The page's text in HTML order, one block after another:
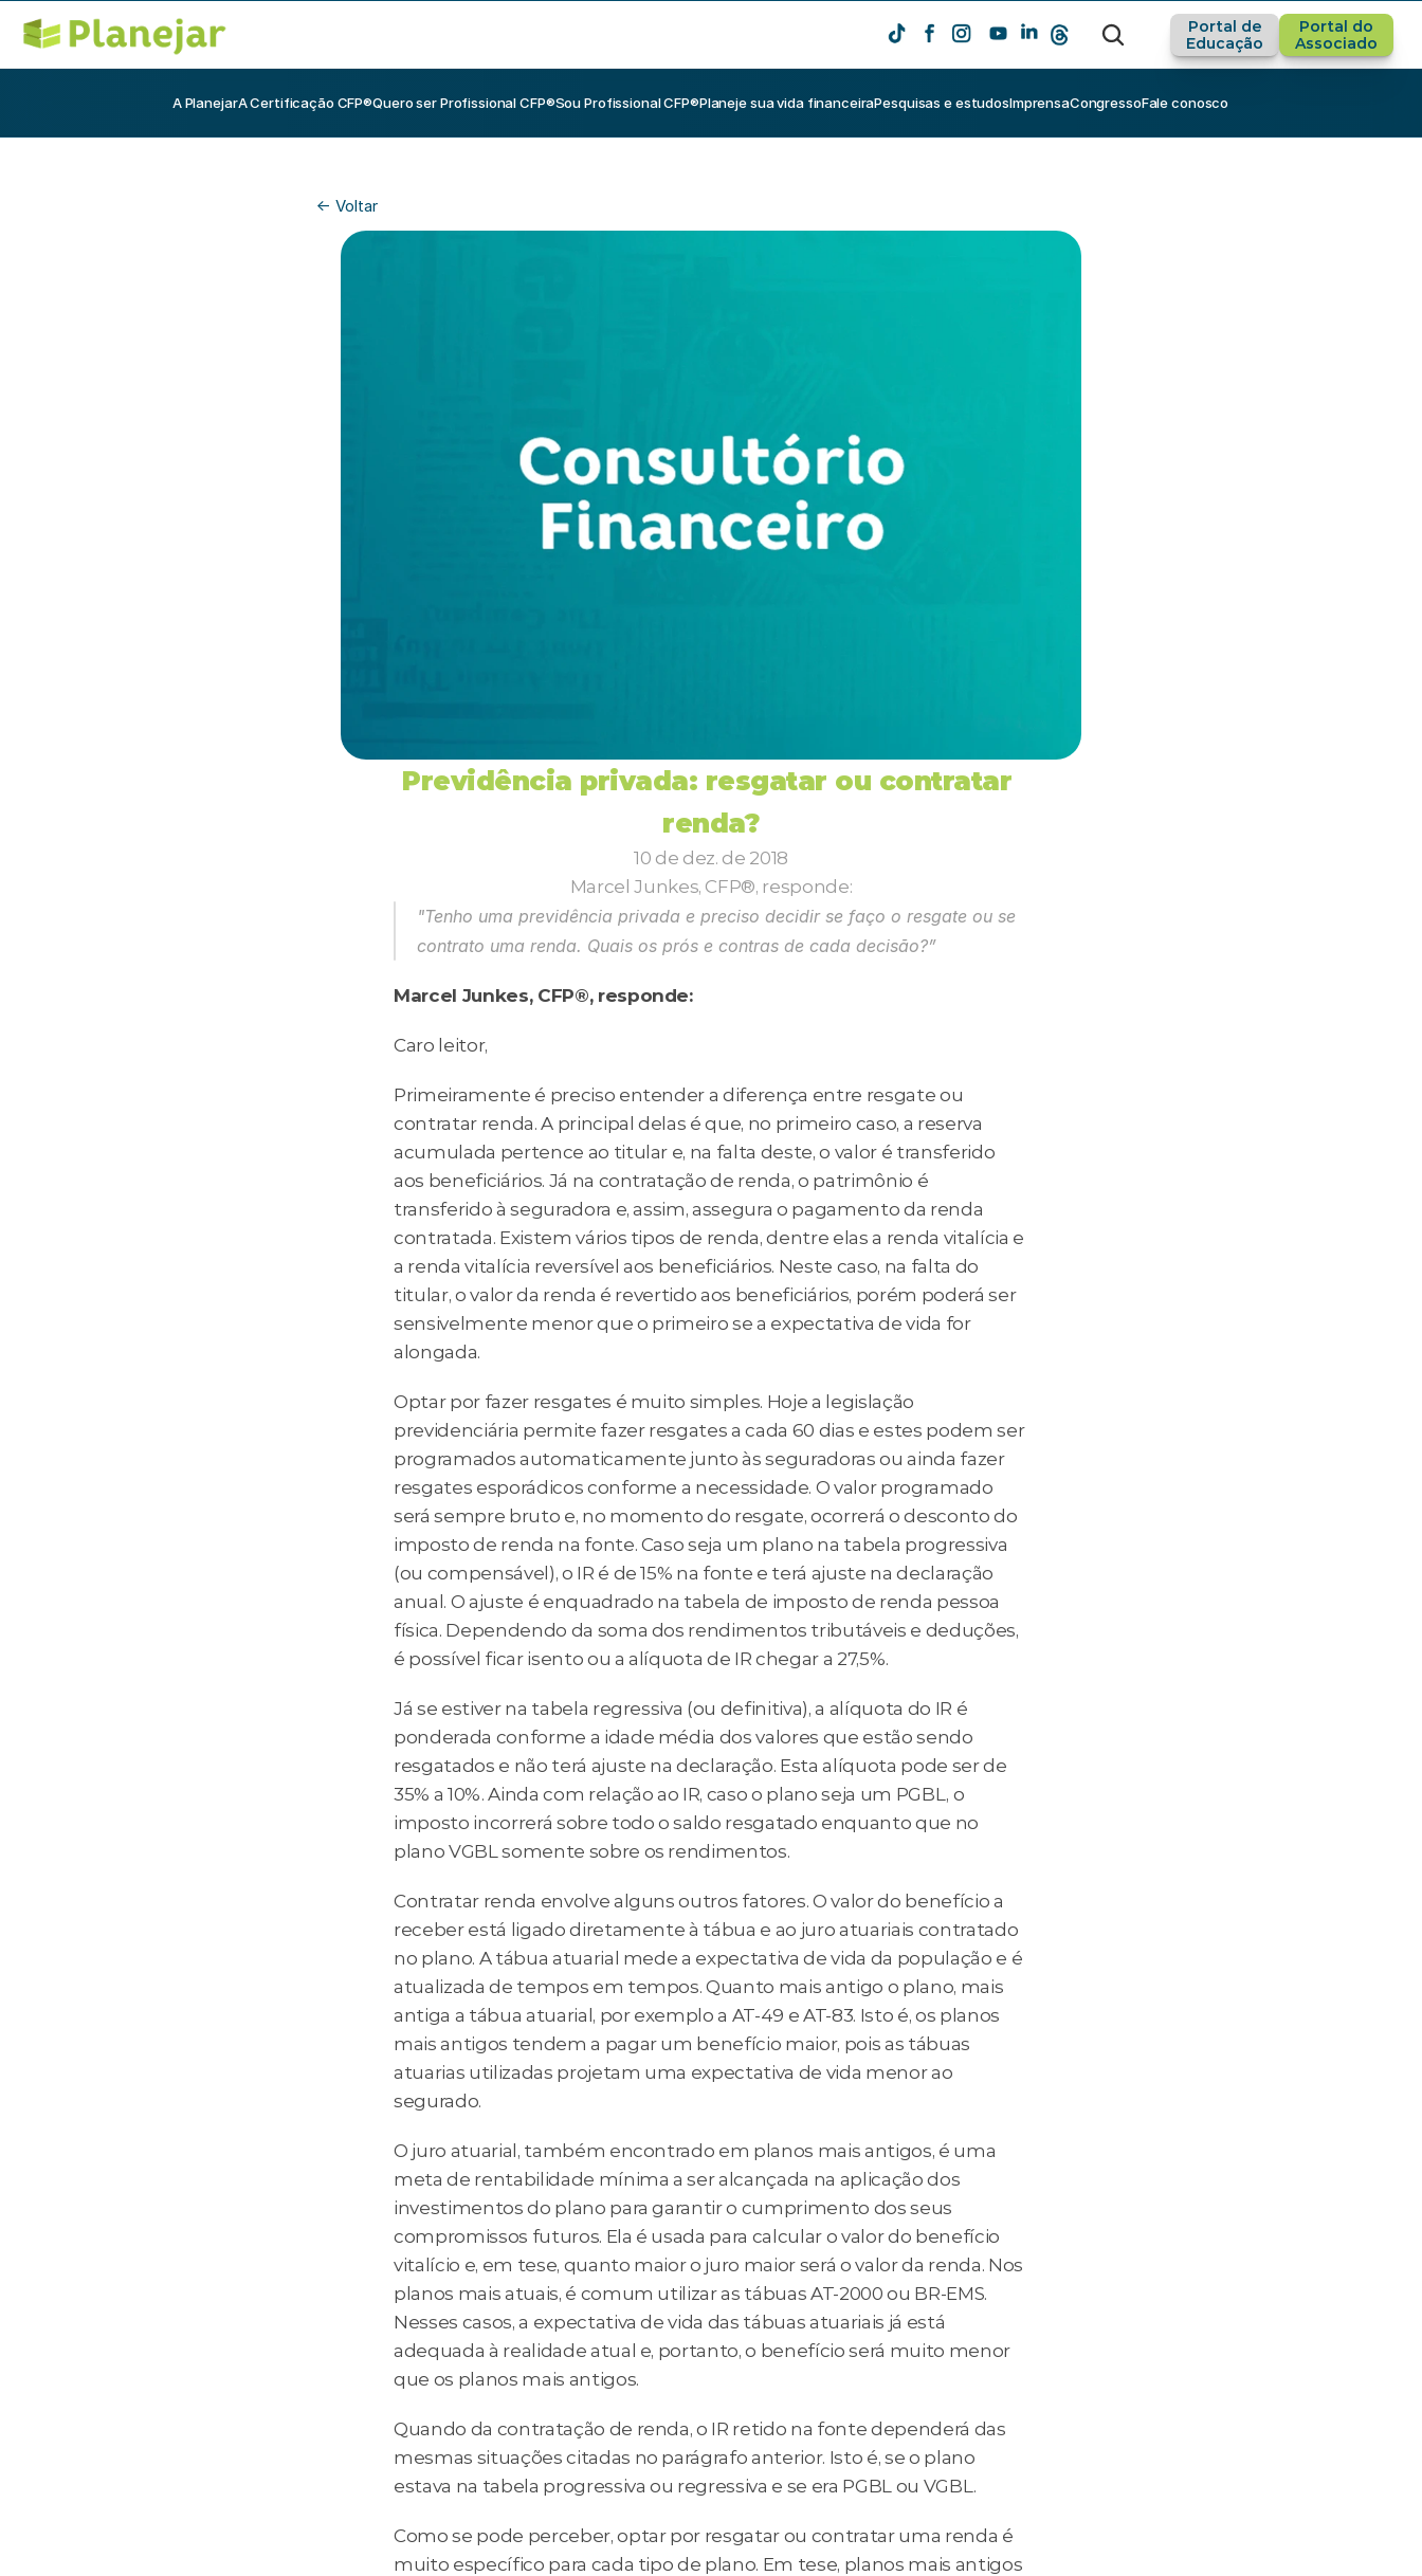
Portal de
Educação
Portal do
Associado
A PlanejarA Certificação CFP®Quero ser Profissional CFP®Sou Profissional CFP®Planeje sua vida financeiraPesquisas e estudosImprensaCongressoFale conosco
<- Voltar
Previdência privada: resgatar ou contratar
renda?
10 de dez. de 2018
Marcel Junkes, CFP®, responde:
"Tenho uma previdência privada e preciso decidir se faço o resgate ou se
contrato uma renda. Quais os prós e contras de cada decisão?”
Marcel Junkes, CFP®, responde:
Caro leitor,
Primeiramente é preciso entender a diferença entre resgate ou
contratar renda. A principal delas é que, no primeiro caso, a reserva
acumulada pertence ao titular e, na falta deste, o valor é transferido
aos beneficiários. Já na contratação de renda, o patrimônio é
transferido à seguradora e, assim, assegura o pagamento da renda
contratada. Existem vários tipos de renda, dentre elas a renda vitalícia e
a renda vitalícia reversível aos beneficiários. Neste caso, na falta do
titular, o valor da renda é revertido aos beneficiários, porém poderá ser
sensivelmente menor que o primeiro se a expectativa de vida for
alongada.
Optar por fazer resgates é muito simples. Hoje a legislação
previdenciária permite fazer resgates a cada 60 dias e estes podem ser
programados automaticamente junto às seguradoras ou ainda fazer
resgates esporádicos conforme a necessidade. O valor programado
será sempre bruto e, no momento do resgate, ocorrerá o desconto do
imposto de renda na fonte. Caso seja um plano na tabela progressiva
(ou compensável), o IR é de 15% na fonte e terá ajuste na declaração
anual. O ajuste é enquadrado na tabela de imposto de renda pessoa
física. Dependendo da soma dos rendimentos tributáveis e deduções,
é possível ficar isento ou a alíquota de IR chegar a 27,5%.
Já se estiver na tabela regressiva (ou definitiva), a alíquota do IR é
ponderada conforme a idade média dos valores que estão sendo
resgatados e não terá ajuste na declaração. Esta alíquota pode ser de
35% a 10%. Ainda com relação ao IR, caso o plano seja um PGBL, o
imposto incorrerá sobre todo o saldo resgatado enquanto que no
plano VGBL somente sobre os rendimentos.
Contratar renda envolve alguns outros fatores. O valor do benefício a
receber está ligado diretamente à tábua e ao juro atuariais contratado
no plano. A tábua atuarial mede a expectativa de vida da população e é
atualizada de tempos em tempos. Quanto mais antigo o plano, mais
antiga a tábua atuarial, por exemplo a AT-49 e AT-83. Isto é, os planos
mais antigos tendem a pagar um benefício maior, pois as tábuas
atuarias utilizadas projetam uma expectativa de vida menor ao
segurado.
O juro atuarial, também encontrado em planos mais antigos, é uma
meta de rentabilidade mínima a ser alcançada na aplicação dos
investimentos do plano para garantir o cumprimento dos seus
compromissos futuros. Ela é usada para calcular o valor do benefício
vitalício e, em tese, quanto maior o juro maior será o valor da renda. Nos
planos mais atuais, é comum utilizar as tábuas AT-2000 ou BR-EMS.
Nesses casos, a expectativa de vida das tábuas atuariais já está
adequada à realidade atual e, portanto, o benefício será muito menor
que os planos mais antigos.
Quando da contratação de renda, o IR retido na fonte dependerá das
mesmas situações citadas no parágrafo anterior. Isto é, se o plano
estava na tabela progressiva ou regressiva e se era PGBL ou VGBL.
Como se pode perceber, optar por resgatar ou contratar uma renda é
muito específico para cada tipo de plano. Em tese, planos mais antigos